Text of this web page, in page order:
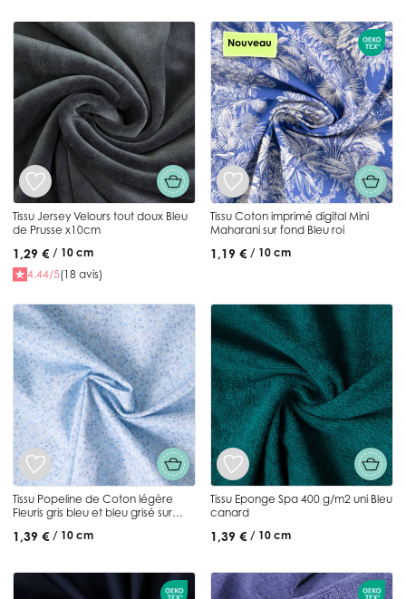
Tissu Jersey Velours tout doux Bleu
de Prusse x10cm
1,29 € / 10 cm
4.44/5(18 avis)
Nouveau
Tissu Coton imprimé digital Mini
Maharani sur fond Bleu roi
1,19 € / 10 cm
Tissu Popeline de Coton légère
Fleuris gris bleu et bleu grisé sur
1,39 € / 10 cm
Tissu Eponge Spa 400 g/m2 uni Bleu
canard
1,39 € / 10 cm